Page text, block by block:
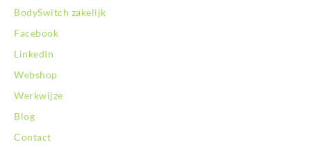
BodySwitch zakelijk
Facebook
LinkedIn
Webshop
Werkwijze
Blog
Contact